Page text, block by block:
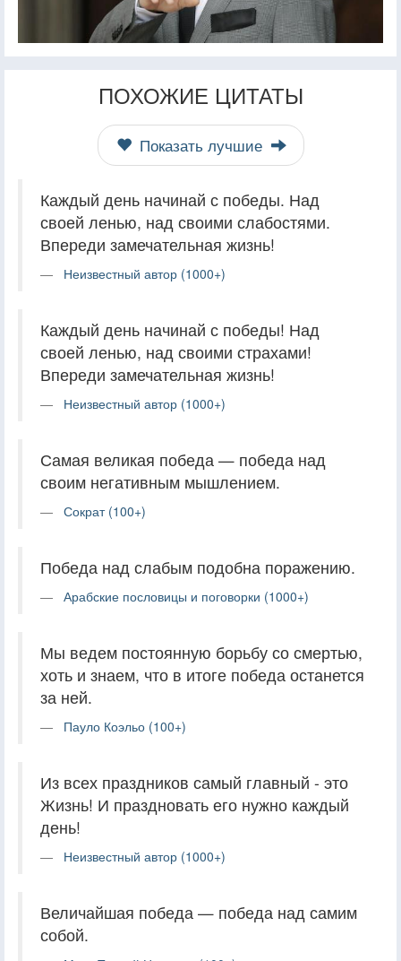
ПОХОЖИЕ ЦИТАТЫ
Показать лучшие
Каждый день начинай с победы. Над
своей ленью, над своими слабостями.
Впереди замечательная жизнь!
Неизвестный автор (1000+)
Каждый день начинай с победы! Над
своей ленью, над своими страхами!
Впереди замечательная жизнь!
Неизвестный автор (1000+)
Самая великая победа — победа над
своим негативным мышлением.
Сократ (100+)
Победа над слабым подобна поражению.
Арабские пословицы и поговорки (1000+)
Мы ведем постоянную борьбу со смертью,
хоть и знаем, что в итоге победа останется
за ней.
Пауло Коэльо (100+)
Из всех праздников самый главный - это
Жизнь! И праздновать его нужно каждый
день!
Неизвестный автор (1000+)
Величайшая победа — победа над самим
собой.